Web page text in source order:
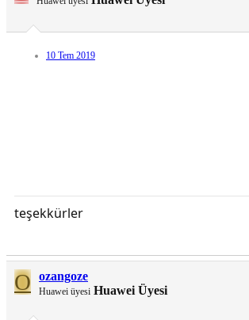
10 Tem 2019
teşekkürler
O ozangoze
Huawei üyesi Huawei Üyesi